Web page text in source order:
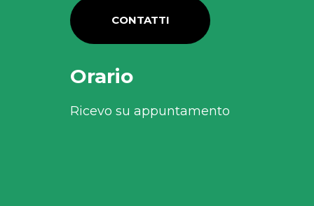
CONTATTI
Orario
Ricevo su appuntamento